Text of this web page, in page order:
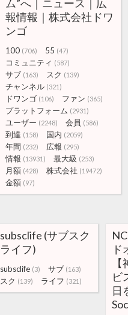
ム”へ｜ニュース｜広
報情報｜株式会社ドワ
ンゴ
100 (706) 55 (47)
コミュニティ (587)
サブ (163) スク (139)
チャンネル (321)
ドワンゴ (106) ファン (365)
プラットフォーム (2931)
ユーザー (2248) 会員 (586)
到達 (158) 国内 (2059)
年間 (232) 広報 (295)
情報 (13931) 最大級 (253)
月額 (428) 株式会社 (19472)
金額 (97)
subsclife (サブスク
ライフ)
subsclife (3) サブ (163)
スク (139) ライフ (321)
ビ
日